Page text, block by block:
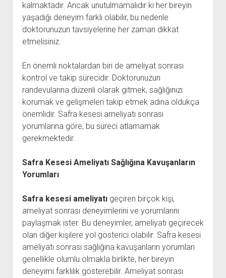
kalmaktadır. Ancak unutulmamalıdır ki her bireyin
yaşadığı deneyim farklı olabilir, bu nedenle
doktorunuzun tavsiyelerine her zaman dikkat
etmelisiniz.
En önemli noktalardan biri de ameliyat sonrası
kontrol ve takip sürecidir. Doktorunuzun
randevularına düzenli olarak gitmek, sağlığınızı
korumak ve gelişmeleri takip etmek adına oldukça
önemlidir. Safra kesesi ameliyatı sonrası
yorumlarına göre, bu süreci atlamamak
gerekmektedir.
Safra Kesesi Ameliyatı Sağlığına Kavuşanların
Yorumları
Safra kesesi ameliyatıgeçiren birçok kişi,
ameliyat sonrası deneyimlerini ve yorumlarını
paylaşmak ister. Bu deneyimler, ameliyatı geçirecek
olan diğer kişilere yol gösterici olabilir. Safra kesesi
ameliyatı sonrası sağlığına kavuşanların yorumları
genellikle olumlu olmakla birlikte, her bireyin
deneyimi farklılık gösterebilir. Ameliyat sonrası